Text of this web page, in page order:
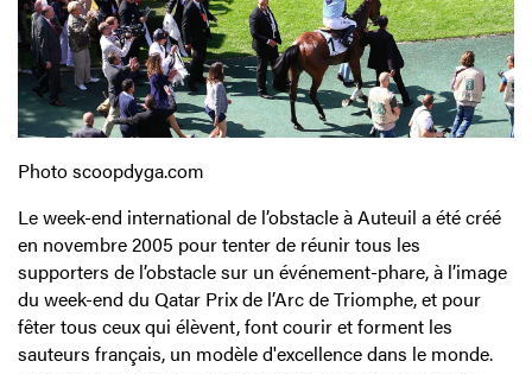
Photo scoopdyga.com
Le week-end international de l’obstacle à Auteuil a été créé
en novembre 2005 pour tenter de réunir tous les
supporters de l’obstacle sur un événement-phare, à l’image
du week-end du Qatar Prix de l’Arc de Triomphe, et pour
fêter tous ceux qui élèvent, font courir et forment les
sauteurs français, un modèle d'excellence dans le monde.